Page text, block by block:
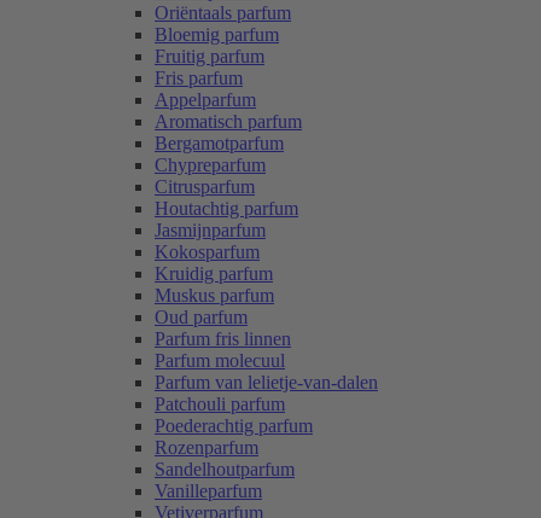
Oriëntaals parfum
Bloemig parfum
Fruitig parfum
Fris parfum
Appelparfum
Aromatisch parfum
Bergamotparfum
Chypreparfum
Citrusparfum
Houtachtig parfum
Jasmijnparfum
Kokosparfum
Kruidig parfum
Muskus parfum
Oud parfum
Parfum fris linnen
Parfum molecuul
Parfum van lelietje-van-dalen
Patchouli parfum
Poederachtig parfum
Rozenparfum
Sandelhoutparfum
Vanilleparfum
Vetiverparfum